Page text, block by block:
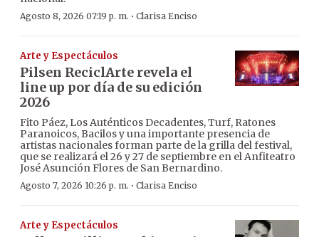
Agosto 8, 2026 07:19 p. m. · Clarisa Enciso
Arte y Espectáculos
Pilsen ReciclArte revela el
line up por día de su edición
2026
Fito Páez, Los Auténticos Decadentes, Turf, Ratones
Paranoicos, Bacilos y una importante presencia de
artistas nacionales forman parte de la grilla del festival,
que se realizará el 26 y 27 de septiembre en el Anfiteatro
José Asunción Flores de San Bernardino.
Agosto 7, 2026 10:26 p. m. · Clarisa Enciso
Arte y Espectáculos